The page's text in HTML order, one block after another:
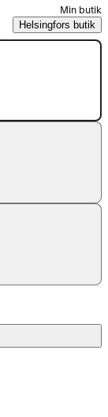
Min butik
Helsingfors butik